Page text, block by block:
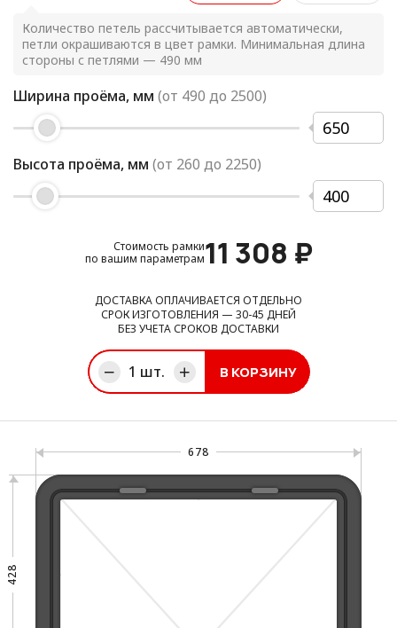
Количество петель рассчитывается автоматически,
петли окрашиваются в цвет рамки. Минимальная длина
стороны с петлями — 490 мм
Ширина проёма, мм (от 490 до 2500)
Высота проёма, мм (от 260 до 2250)
Стоимость рамки
по вашим параметрам11 308 ₽
ДОСТАВКА ОПЛАЧИВАЕТСЯ ОТДЕЛЬНО
СРОК ИЗГОТОВЛЕНИЯ — 30-45 ДНЕЙ
БЕЗ УЧЕТА СРОКОВ ДОСТАВКИ
1 шт. В КОРЗИНУ
678
428